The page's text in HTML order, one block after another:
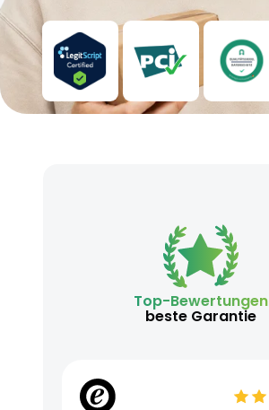
Top-Bewertungen
beste Garantie